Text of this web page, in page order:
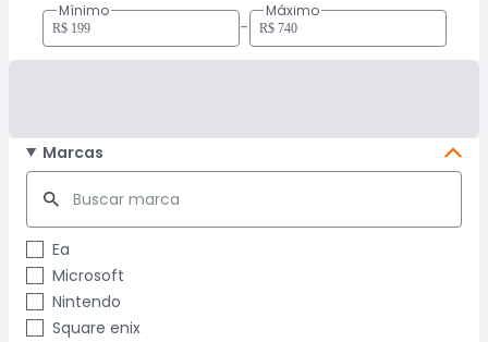
Mínimo
-
Máximo
Marcas
Ea
Microsoft
Nintendo
Square enix